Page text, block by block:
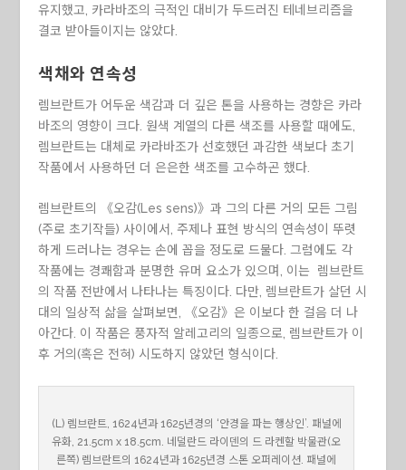
유지했고, 카라바조의 극적인 대비가 두드러진 테네브리즘을
결코 받아들이지는 않았다.
색채와 연속성
렘브란트가 어두운 색감과 더 깊은 톤을 사용하는 경향은 카라
바조의 영향이 크다. 원색 계열의 다른 색조를 사용할 때에도,
렘브란트는 대체로 카라바조가 선호했던 과감한 색보다 초기
작품에서 사용하던 더 은은한 색조를 고수하곤 했다.
렘브란트의 《오감(Les sens)》과 그의 다른 거의 모든 그림
(주로 초기작들) 사이에서, 주제나 표현 방식의 연속성이 뚜렷
하게 드러나는 경우는 손에 꼽을 정도로 드물다. 그럼에도 각
작품에는 경쾌함과 분명한 유머 요소가 있으며, 이는 렘브란트
의 작품 전반에서 나타나는 특징이다. 다만, 렘브란트가 살던 시
대의 일상적 삶을 살펴보면, 《오감》은 이보다 한 걸음 더 나
아간다. 이 작품은 풍자적 알레고리의 일종으로, 렘브란트가 이
후 거의(혹은 전혀) 시도하지 않았던 형식이다.
(L) 렘브란트, 1624년과 1625년경의 ‘안경을 파는 행상인’. 패널에
유화, 21.5cm x 18.5cm. 네덜란드 라이덴의 드 라켄할 박물관(오
른쪽) 렘브란트의 1624년과 1625년경 스톤 오퍼레이션. 패널에